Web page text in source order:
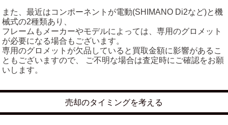
また、最近はコンポーネントが電動(SHIMANO Di2など)と機
械式の2種類あり、
フレームもメーカーやモデルによっては、専用のグロメット
が必要になる場合もございます。
専用のグロメットが欠品していると買取金額に影響があるこ
ともございますので、 ご不明な場合は査定時にご確認をお願
いします。
売却のタイミングを考える